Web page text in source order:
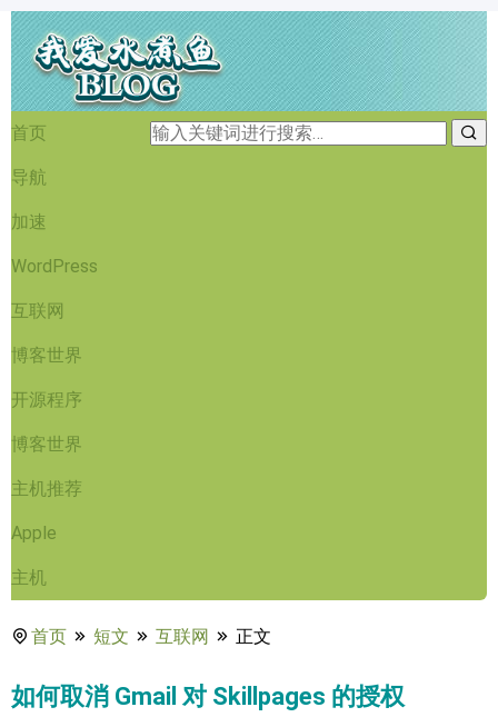
首页
导航
加速
WordPress
互联网
博客世界
开源程序
博客世界
主机推荐
Apple
主机
首页 短文 互联网 正文
如何取消 Gmail 对 Skillpages 的授权